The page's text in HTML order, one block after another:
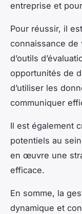
entreprise et
Pour réussir, il
connaissance de
d’outils
opportunités de
d’utiliser les
communiquer
Il est également
potentiels au
en œuvre une
efficace.
En somme, la
dynamique et